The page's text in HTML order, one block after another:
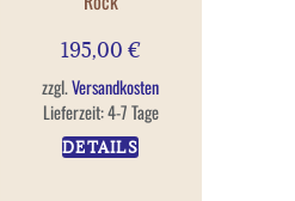
195,00 €
zzgl.Versandkosten
Lieferzeit:4-7 Tage
DETAILS